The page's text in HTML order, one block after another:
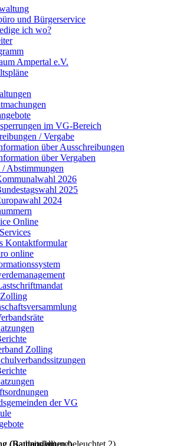
und Bürgerservice
ich wo?
Ampertal e.V.
im VG-Bereich
/ Vergabe
über Ausschreibungen
über Vergaben
/ Abstimmungen
2026
2025
2024
Online
Kontaktformular
online
Zolling
der VG